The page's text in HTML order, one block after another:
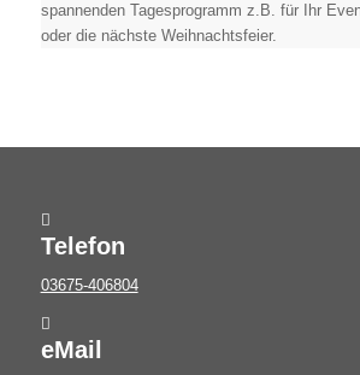
spannenden Tagesprogramm z.B. für Ihr
oder die nächste Weihnachtsfeier.
Telefon
03675-406804
eMail